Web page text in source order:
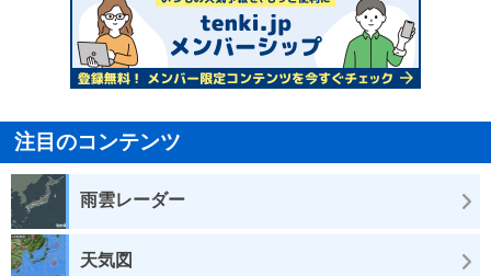
注目のコンテンツ
雨雲レーダー
天気図